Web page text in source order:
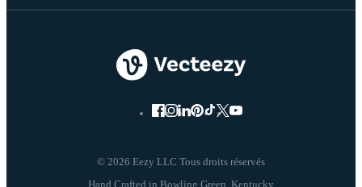
© 2026 Eezy LLC Tous droits réservés